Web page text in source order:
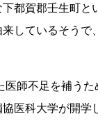
都賀郡壬生町
しているそう
師不足を補う
医科大学が開